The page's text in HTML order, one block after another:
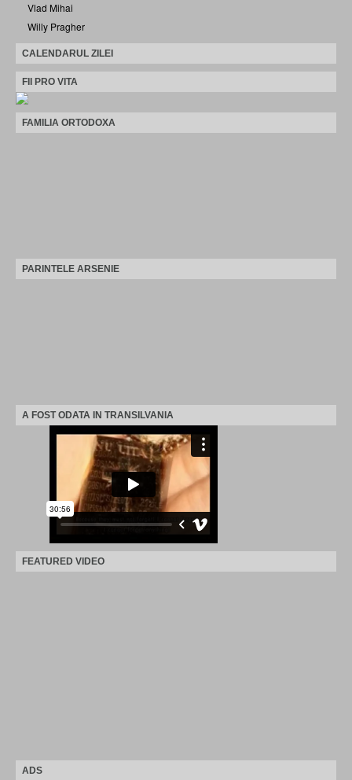
Vlad Mihai
Willy Pragher
CALENDARUL ZILEI
FII PRO VITA
FAMILIA ORTODOXA
PARINTELE ARSENIE
A FOST ODATA IN TRANSILVANIA
FEATURED VIDEO
ADS